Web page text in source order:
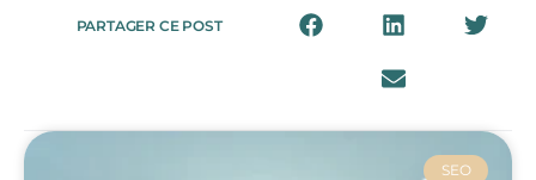
PARTAGER CE POST
SEO